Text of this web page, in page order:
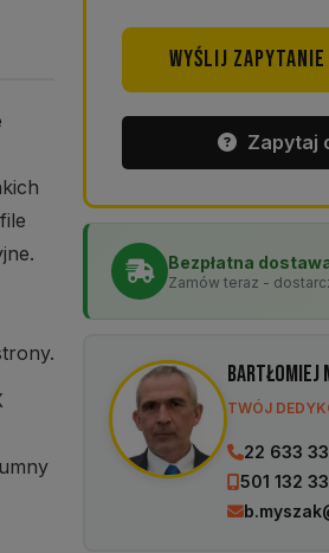
WYŚLIJ ZAPYTANIE
Zapytaj
Bezpłatna
Zamów teraz -
Bartłomiej
TWÓJ
22 633
501 132